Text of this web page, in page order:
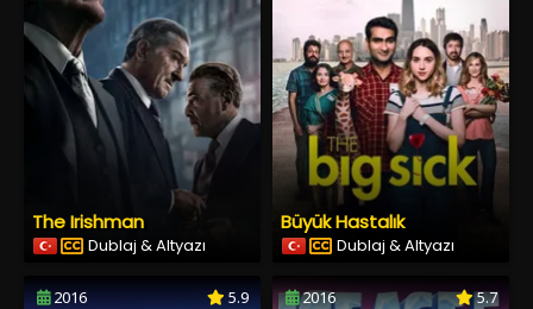
The Irishman
Dublaj & Altyazı
Büyük Hastalık
Dublaj & Altyazı
2016 5.9 2016 5.7